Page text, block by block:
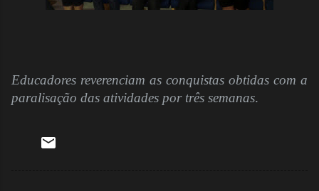
Educadores reverenciam as conquistas obtidas com a
paralisação das atividades por três semanas.